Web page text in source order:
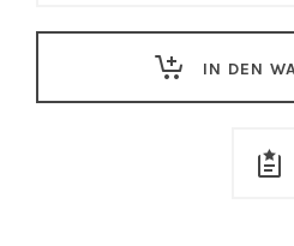
Brustmotiv
IN DEN